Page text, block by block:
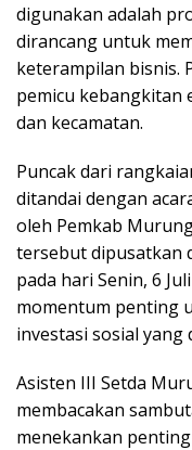
digunakan adalah
dirancang untuk
keterampilan bisnis.
pemicu kebangkitan
dan kecamatan.
Puncak dari
ditandai dengan
oleh Pemkab
tersebut dipusatkan
pada hari Senin, 6
momentum penting
investasi sosial
Asisten III Setda
membacakan
menekankan